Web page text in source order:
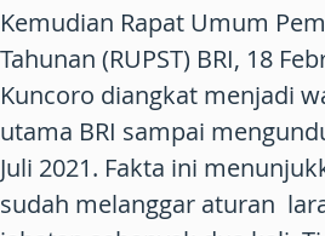
Kemudian Rapat Umum
Tahunan (RUPST) BRI, 18
Kuncoro diangkat menjadi
utama BRI sampai
Juli 2021. Fakta ini
sudah melanggar aturan